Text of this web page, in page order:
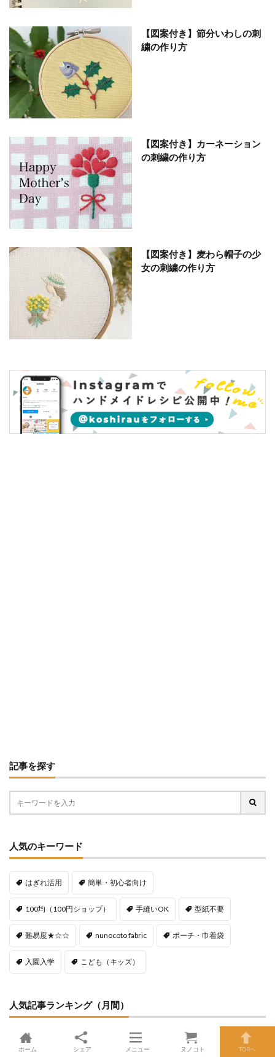
【図案付き】節分いわしの刺
繍の作り方
【図案付き】カーネーション
の刺繍の作り方
【図案付き】麦わら帽子の少
女の刺繍の作り方
記事を探す
人気のキーワード
はぎれ活用 簡単・初心者向け
100均（100円ショップ） 手縫いOK 型紙不要
難易度★☆☆ nunocoto fabric ポーチ・巾着袋
入園入学 こども（キッズ）
人気記事ランキング（月間）
【手縫い】かがり縫い・ブランケ
ホーム シェア メニュー ヌノコト TOPへ